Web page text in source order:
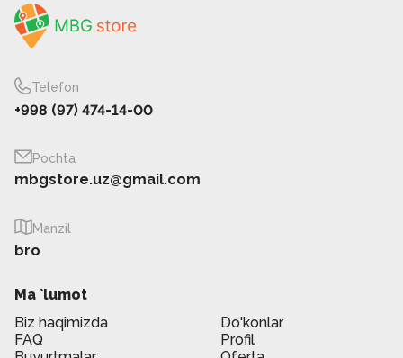
Telefon
+998 (97) 474-14-00
Pochta
mbgstore.uz@gmail.com
Manzil
bro
Ma `lumot
Biz haqimizda
Do'konlar
FAQ
Profil